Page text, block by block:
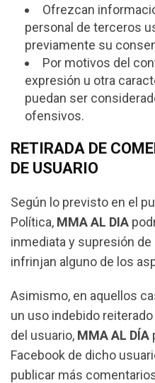
Ofrezcan
personal de terceros
previamente su
Por motivos del
expresión u otra
puedan ser
ofensivos.
RETIRADA DE
DE USUARIO
Según lo previsto en el
Política, MMA AL DIA
inmediata y supresión
infrinjan alguno de los
Asimismo, en aquellos
un uso indebido
del usuario, MMA AL DÍA
Facebook de dicho
publicar más